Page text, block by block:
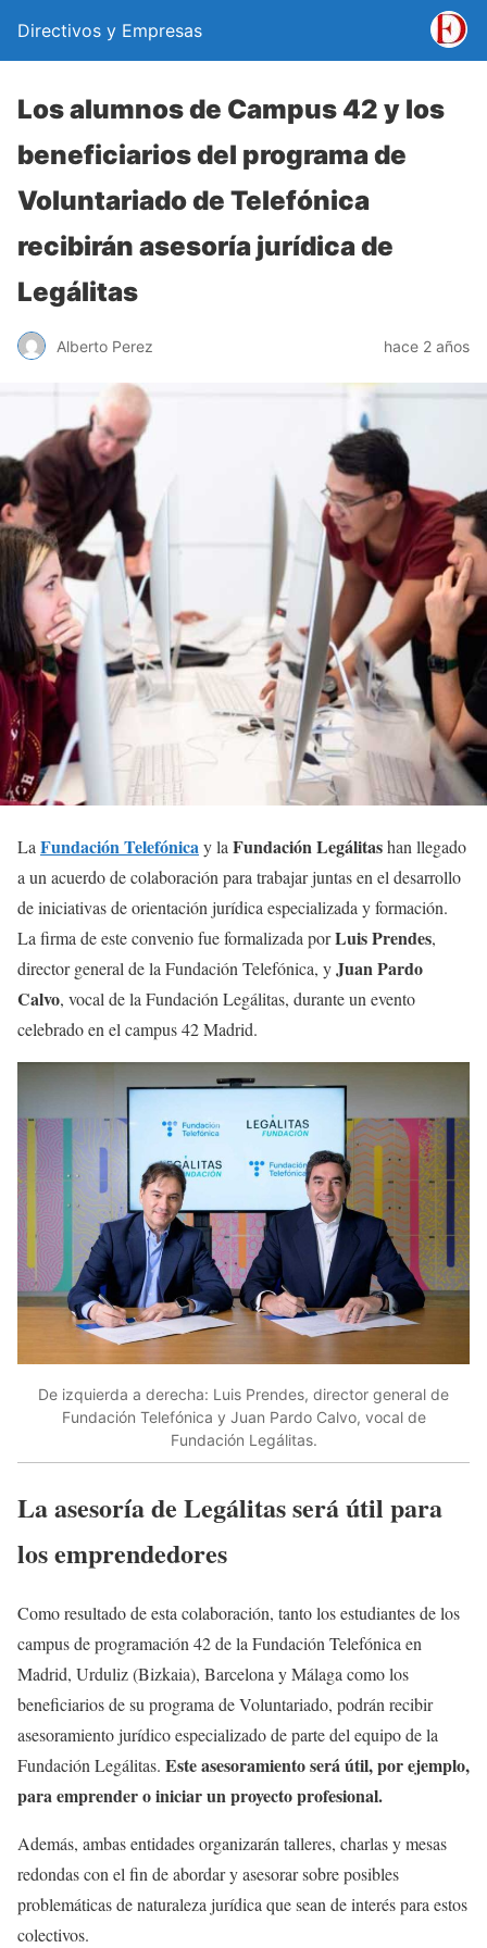
Directivos y Empresas
Los alumnos de Campus 42 y los
beneficiarios del programa de
Voluntariado de Telefónica
recibirán asesoría jurídica de
Legálitas
Alberto Perez hace 2 años
LaFundación Telefónicay laFundación Legálitashan llegado
a un acuerdo de colaboración para trabajar juntas en el desarrollo
de iniciativas de orientación jurídica especializada y formación.
La firma de este convenio fue formalizada porLuis Prendes,
director general de la Fundación Telefónica, yJuan Pardo
Calvo, vocal de la Fundación Legálitas, durante un evento
celebrado en el campus 42 Madrid.
De izquierda a derecha: Luis Prendes, director general de
Fundación Telefónica y Juan Pardo Calvo, vocal de
Fundación Legálitas.
La asesoría de Legálitas será útil para
los emprendedores
Como resultado de esta colaboración, tanto los estudiantes de los
campus de programación 42 de la Fundación Telefónica en
Madrid, Urduliz (Bizkaia), Barcelona y Málaga como los
beneficiarios de su programa de Voluntariado, podrán recibir
asesoramiento jurídico especializado de parte del equipo de la
Fundación Legálitas. Este asesoramiento será útil, por ejemplo,
para emprender o iniciar un proyecto profesional.
Además, ambas entidades organizarán talleres, charlas y mesas
redondas con el fin de abordar y asesorar sobre posibles
problemáticas de naturaleza jurídica que sean de interés para estos
colectivos.